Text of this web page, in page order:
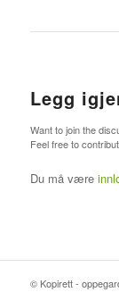
Legg
Want to join the
Feel free to
Du må være
© Kopirett -